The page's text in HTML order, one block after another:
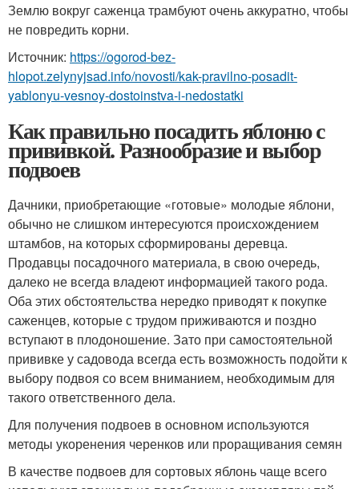
Землю вокруг саженца трамбуют очень аккуратно, чтобы
не повредить корни.
Источник: https://ogorod-bez-
hlopot.zelynyjsad.info/novosti/kak-pravilno-posadit-
yablonyu-vesnoy-dostoinstva-i-nedostatki
Как правильно посадить яблоню с
прививкой. Разнообразие и выбор
подвоев
Дачники, приобретающие «готовые» молодые яблони,
обычно не слишком интересуются происхождением
штамбов, на которых сформированы деревца.
Продавцы посадочного материала, в свою очередь,
далеко не всегда владеют информацией такого рода.
Оба этих обстоятельства нередко приводят к покупке
саженцев, которые с трудом приживаются и поздно
вступают в плодоношение. Зато при самостоятельной
прививке у садовода всегда есть возможность подойти к
выбору подвоя со всем вниманием, необходимым для
такого ответственного дела.
Для получения подвоев в основном используются
методы укоренения черенков или проращивания семян
В качестве подвоев для сортовых яблонь чаще всего